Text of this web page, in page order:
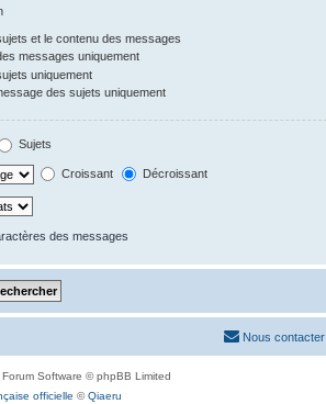
et le contenu des messages
messages uniquement
uniquement
des sujets uniquement
Sujets
Croissant Décroissant
des messages
Nous contacter
Software © phpBB Limited
officielle ©Qiaeru